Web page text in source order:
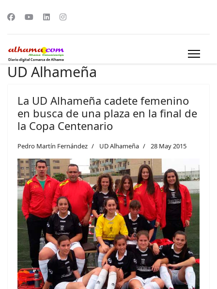
UD Alhameña
La UD Alhameña cadete femenino
en busca de una plaza en la final de
la Copa Centenario
Pedro Martín Fernández UD Alhameña 28 May 2015